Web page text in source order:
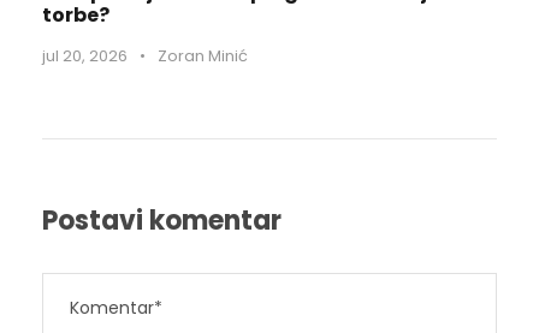
torbe?
jul 20, 2026 • Zoran Minić
Postavi komentar